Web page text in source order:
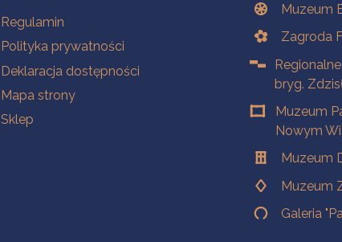
Na skróty
Regulamin
Polityka prywatności
Deklaracja dostępności
Mapa strony
Sklep
Muzeum
Zagroda
bryg.
Muzeum
Nowym
Muzeum
Muzeum
Galeria